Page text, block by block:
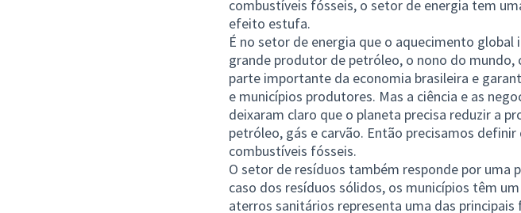
combustíveis fósseis, o setor de energia tem
efeito estufa.
É no setor de energia que o aquecimento
grande produtor de petróleo, o nono do
parte importante da economia brasileira e
e municípios produtores. Mas a ciência e as
deixaram claro que o planeta precisa reduzir a
petróleo, gás e carvão. Então precisamos
combustíveis fósseis.
O setor de resíduos também responde por uma
caso dos resíduos sólidos, os municípios têm
aterros sanitários representa uma das